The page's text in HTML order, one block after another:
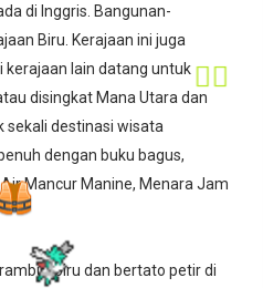
di Inggris. Bangunan-
Biru. Kerajaan ini juga
kerajaan lain datang untuk
disingkat Mana Utara dan
sekali destinasi wisata
dengan buku bagus,
Mancur Manine, Menara Jam
biru dan bertato petir di